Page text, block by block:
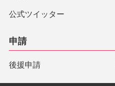
公式ツイッター
申請
後援申請